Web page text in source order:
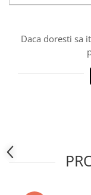
Daca doresti sa